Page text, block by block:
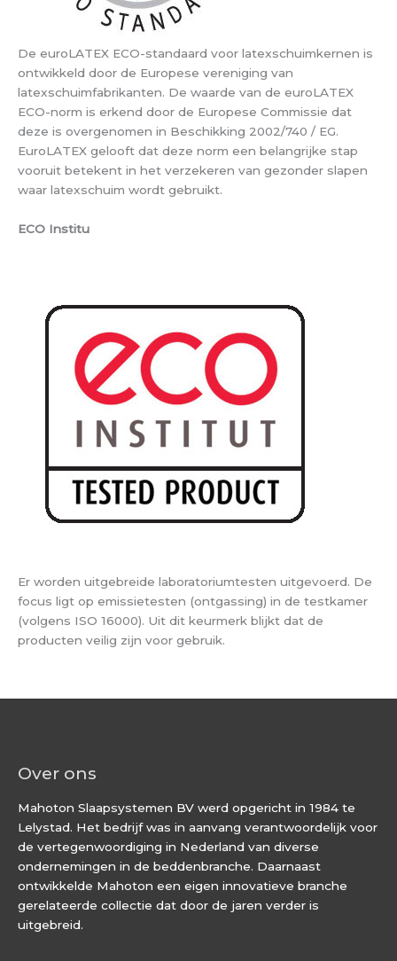
De euroLATEX ECO-standaard voor latexschuimkernen is
ontwikkeld door de Europese vereniging van
latexschuimfabrikanten. De waarde van de euroLATEX
ECO-norm is erkend door de Europese Commissie dat
deze is overgenomen in Beschikking 2002/740 / EG.
EuroLATEX gelooft dat deze norm een ​​belangrijke stap
vooruit betekent in het verzekeren van gezonder slapen
waar latexschuim wordt gebruikt.
ECO Institu
Er worden uitgebreide laboratoriumtesten uitgevoerd. De
focus ligt op emissietesten (ontgassing) in de testkamer
(volgens ISO 16000). Uit dit keurmerk blijkt dat de
producten veilig zijn voor gebruik.
Over ons
Mahoton Slaapsystemen BV werd opgericht in 1984 te
Lelystad. Het bedrijf was in aanvang verantwoordelijk voor
de vertegenwoordiging in Nederland van diverse
ondernemingen in de beddenbranche. Daarnaast
ontwikkelde Mahoton een eigen innovatieve branche
gerelateerde collectie dat door de jaren verder is
uitgebreid.